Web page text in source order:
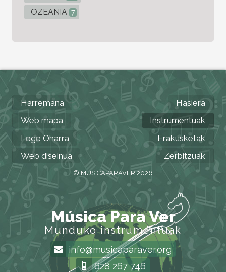
OZEANIA 7
Harremana
Web mapa
Lege Oharra
Web diseinua
Hasiera
Instrumentuak
Erakusketak
Zerbitzuak
© MUSICAPARAVER 2026
Música Para Ver
Munduko instrumentuak
info@musicaparaver.org
628 267 746